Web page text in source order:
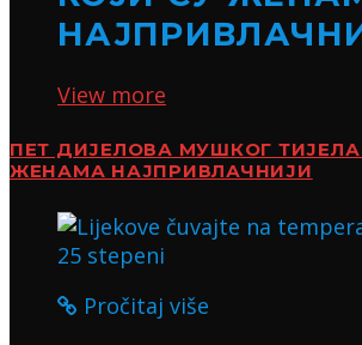
View more
ПЕТ ДИЈЕЛОВА МУШКОГ
ЖЕНАМА НАЈПРИВЛАЧНИЈИ
Pročitaj više